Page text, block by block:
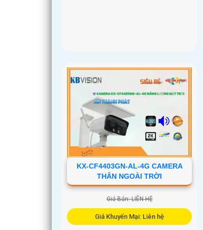
KX-CF4403GN-AL-4G CAMERA
THÂN NGOÀI TRỜI
Giá Bán: LIÊN HỆ
Giá Khuyến Mại: Liên hệ